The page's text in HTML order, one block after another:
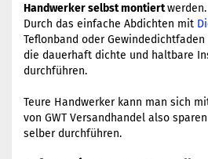
Handwerker selbst montiertwerden.
Durch das einfache Abdichten mit
Teflonband oder
die dauerhaft dichte und haltbare
durchführen.
​Teure Handwerker kann man sich
von GWT Versandhandel also
selber durchführen.